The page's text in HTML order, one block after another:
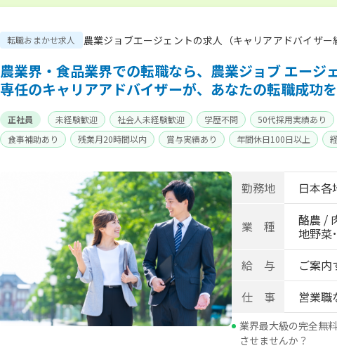
転職おまかせ求人 農業ジョブエージェントの求人（キャリアアドバイザー
農業界・食品業界での転職なら、農業ジョブ エージ
専任のキャリアアドバイザーが、あなたの転職成功
正社員 未経験歓迎 社会人未経験歓迎 学歴不問
50代採用実績あり
食事補助あり
残業月20時間以内 賞与実績あり 年間休日100日以上
勤務地 日本各
業 種
酪農 /
地野菜
給 与
ご案
仕 事
営業職
業界最大級の完全無
させませんか？